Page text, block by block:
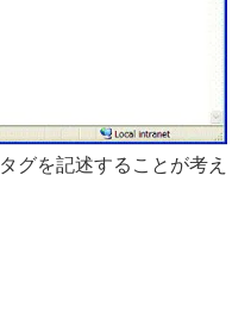
タグを記述することが考え